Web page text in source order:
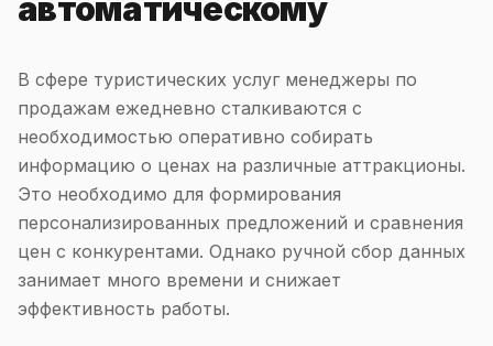
автоматическому
В сфере туристических услуг менеджеры по
продажам ежедневно сталкиваются с
необходимостью оперативно собирать
информацию о ценах на различные аттракционы.
Это необходимо для формирования
персонализированных предложений и сравнения
цен с конкурентами. Однако ручной сбор данных
занимает много времени и снижает
эффективность работы.